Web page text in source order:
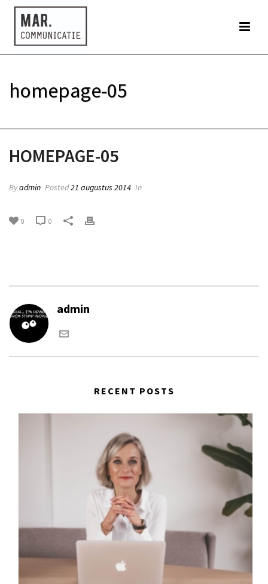
homepage-05
HOMEPAGE-05
Byadmin Posted21 augustus 2014 In
0 0
admin
RECENT POSTS